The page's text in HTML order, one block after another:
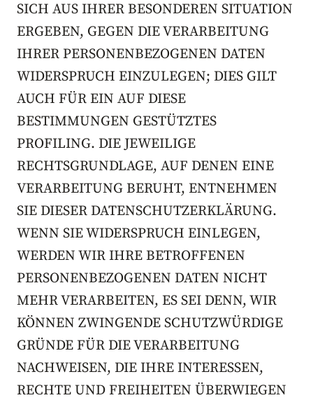
SICH AUS IHRER BESONDEREN SITUATION
ERGEBEN, GEGEN DIE VERARBEITUNG
IHRER PERSONENBEZOGENEN DATEN
WIDERSPRUCH EINZULEGEN; DIES GILT
AUCH FÜR EIN AUF DIESE
BESTIMMUNGEN GESTÜTZTES
PROFILING. DIE JEWEILIGE
RECHTSGRUNDLAGE, AUF DENEN EINE
VERARBEITUNG BERUHT, ENTNEHMEN
SIE DIESER DATENSCHUTZERKLÄRUNG.
WENN SIE WIDERSPRUCH EINLEGEN,
WERDEN WIR IHRE BETROFFENEN
PERSONENBEZOGENEN DATEN NICHT
MEHR VERARBEITEN, ES SEI DENN, WIR
KÖNNEN ZWINGENDE SCHUTZWÜRDIGE
GRÜNDE FÜR DIE VERARBEITUNG
NACHWEISEN, DIE IHRE INTERESSEN,
RECHTE UND FREIHEITEN ÜBERWIEGEN